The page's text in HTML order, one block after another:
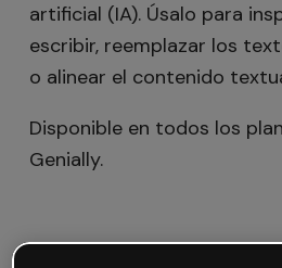
artificial (IA). Úsalo para
escribir, reemplazar los
o alinear el contenido
Disponible en todos los
Genially.